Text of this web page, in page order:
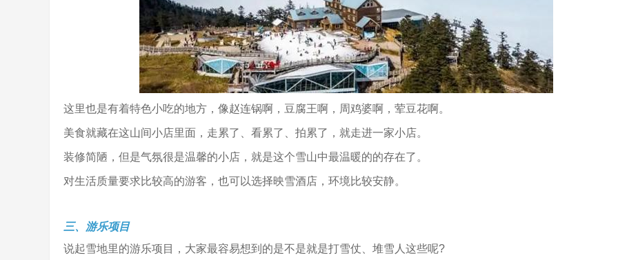
这里也是有着特色小吃的地方，像赵连锅啊，豆腐王啊，周鸡婆啊，荤豆花啊。
美食就藏在这山间小店里面，走累了、看累了、拍累了，就走进一家小店。
装修简陋，但是气氛很是温馨的小店，就是这个雪山中最温暖的的存在了。
对生活质量要求比较高的游客，也可以选择映雪酒店，环境比较安静。
三、游乐项目
说起雪地里的游乐项目，大家最容易想到的是不是就是打雪仗、堆雪人这些呢?